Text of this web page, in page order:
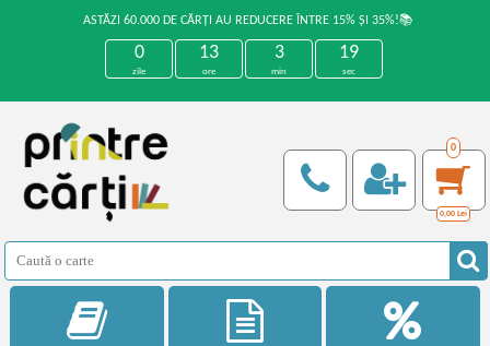
ASTĂZI 60.000 DE CĂRȚI AU REDUCERE ÎNTRE 15% ȘI 35%!📚
0
zile
13
ore
3
min
18
sec
0
0,00 Lei